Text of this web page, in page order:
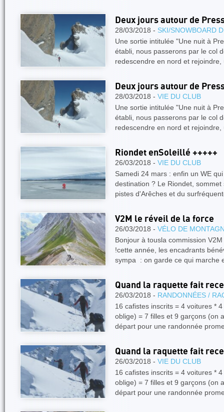
Deux jours autour de
28/03/2018 - SKI/SNOWBOARD
Une sortie intitulée "Une nuit à
établi, nous passerons par le col
redescendre en nord et
Deux jours autour de
28/03/2018 - VIE DU CLUB
Une sortie intitulée "Une nuit à
établi, nous passerons par le col
redescendre en nord et
Riondet enSoleillé +++++
26/03/2018 - VIE DU CLUB
Samedi 24 mars : enfin un WE
destination ? Le Riondet,
pistes d'Arêches et du
V2M le réveil de la force
26/03/2018 - VÉLO DE
Bonjour à tousla commission
!cette année, les encadrants
sympa : on garde ce qui marche
Quand la raquette fait
26/03/2018 - RANDONNÉES /
16 cafistes inscrits = 4 voitures *
oblige) = 7 filles et 9 garçons (on
départ pour une randonnée
Quand la raquette fait
26/03/2018 - VIE DU CLUB
16 cafistes inscrits = 4 voitures *
oblige) = 7 filles et 9 garçons (on
départ pour une randonnée